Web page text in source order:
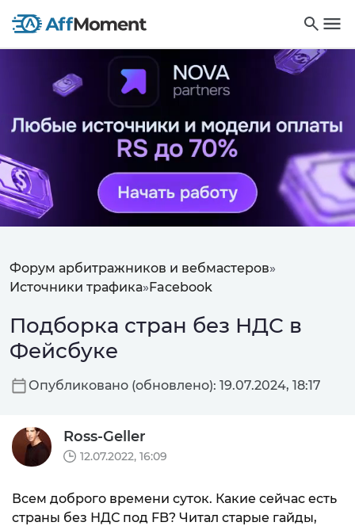
Форум арбитражников и вебмастеров»
Источники трафика»Facebook
Подборка стран без НДС в
Фейсбуке
Опубликовано (обновлено): 19.07.2024, 18:17
Ross-Geller
12.07.2022, 16:09
Всем доброго времени суток. Какие сейчас есть
страны без НДС под FB? Читал старые гайды,